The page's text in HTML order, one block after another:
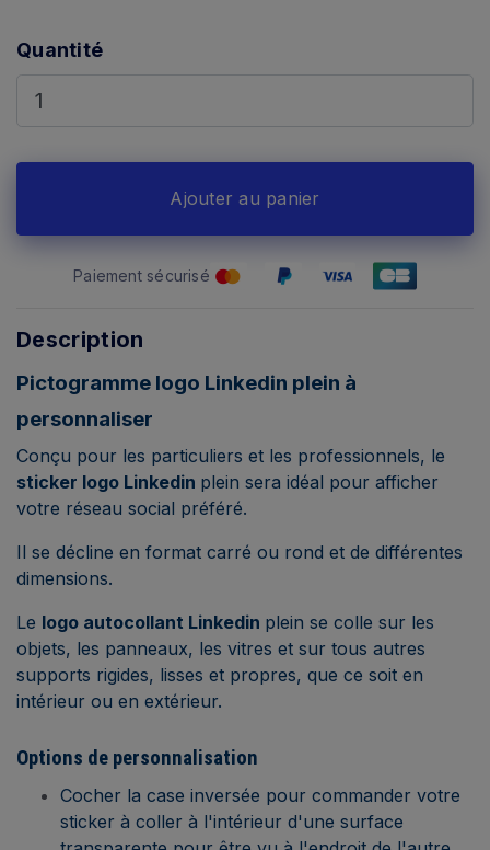
Quantité
Ajouter au panier
Paiement sécurisé
Description
Pictogramme logo Linkedin plein à
personnaliser
Conçu pour les particuliers et les professionnels, le
sticker logo Linkedin plein sera idéal pour afficher
votre réseau social préféré.
Il se décline en format carré ou rond et de différentes
dimensions.
Le logo autocollant Linkedin plein se colle sur les
objets, les panneaux, les vitres et sur tous autres
supports rigides, lisses et propres, que ce soit en
intérieur ou en extérieur.
Options de personnalisation
Cocher la case inversée pour commander votre
sticker à coller à l'intérieur d'une surface